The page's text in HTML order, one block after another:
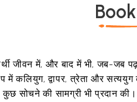
जीवन में, और बाद में भी,
कलियुग, द्वापर, त्रेता और
सोचने की सामग्री भी प्रदान